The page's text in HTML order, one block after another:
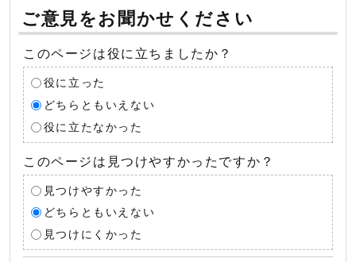
ご意見をお聞かせください
このページは役に立ちましたか？
役に立った
どちらともいえない
役に立たなかった
このページは見つけやすかったですか？
見つけやすかった
どちらともいえない
見つけにくかった